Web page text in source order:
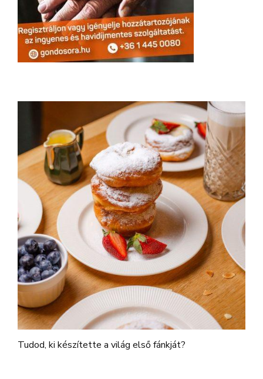
Tudod, ki készítette a világ első fánkját?